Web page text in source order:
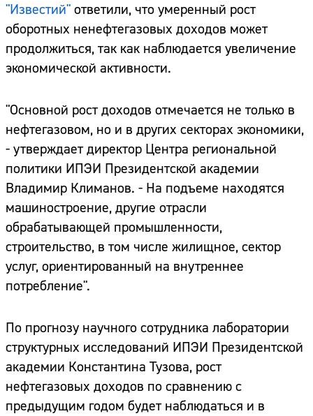
"Известий" ответили, что умеренный рост
оборотных ненефтегазовых доходов может
продолжиться, так как наблюдается увеличение
экономической активности.
"Основной рост доходов отмечается не только в
нефтегазовом, но и в других секторах экономики,
- утверждает директор Центра региональной
политики ИПЭИ Президентской академии
Владимир Климанов. - На подъеме находятся
машиностроение, другие отрасли
обрабатывающей промышленности,
строительство, в том числе жилищное, сектор
услуг, ориентированный на внутреннее
потребление".
По прогнозу научного сотрудника лаборатории
структурных исследований ИПЭИ Президентской
академии Константина Тузова, рост
нефтегазовых доходов по сравнению с
предыдущим годом будет наблюдаться и в